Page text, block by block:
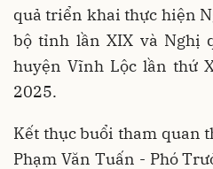
quả triển khai thực hiện
bộ tỉnh lần XIX và Nghị
huyện Vĩnh Lộc lần thứ
2025.
Kết thục buổi tham quan
Phạm Văn Tuấn - Phó